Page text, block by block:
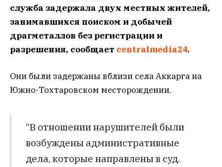
служба задержала двух местных жителей,
занимавшихся поиском и добычей
драгметаллов без регистрации и
разрешения, сообщает centralmedia24.
Они были задержаны вблизи села Аккарга на
Южно-Тохтаровском месторождении.
“В отношении нарушителей были
возбуждены административные
дела, которые направлены в суд.